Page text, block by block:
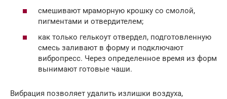
смешивают мраморную крошку со смолой,
пигментами и отвердителем;
как только гелькоут отвердел, подготовленную
смесь заливают в форму и подключают
вибропресс. Через определенное время из форм
вынимают готовые чаши.
Вибрация позволяет удалить излишки воздуха,